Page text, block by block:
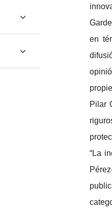
en
Pilar
“La